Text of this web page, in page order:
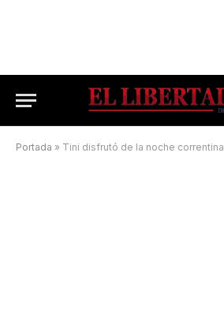
Portada » Tini disfrutó de la noche correntina